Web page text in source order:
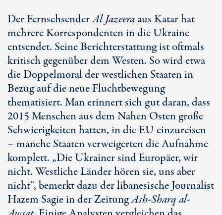
Der FernsehsenderAl Jazeeraaus Katar hat
mehrere Korrespondenten in die Ukraine
entsendet. Seine Berichterstattung ist oftmals
kritisch gegenüber dem Westen. So wird etwa
die Doppelmoral der westlichen Staaten in
Bezug auf die neue Fluchtbewegung
thematisiert. Man erinnert sich gut daran, dass
2015 Menschen aus dem Nahen Osten große
Schwierigkeiten hatten, in die EU einzureisen
– manche Staaten verweigerten die Aufnahme
komplett. „Die Ukrainer sind Europäer, wir
nicht. Westliche Länder hören sie, uns aber
nicht“, bemerkt dazu der libanesische Journalist
Hazem Sagie in der ZeitungAsh-Sharq al-